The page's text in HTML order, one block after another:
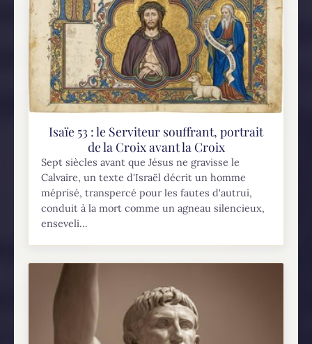
Isaïe 53 : le Serviteur souffrant, portrait
de la Croix avant la Croix
Sept siècles avant que Jésus ne gravisse le
Calvaire, un texte d'Israël décrit un homme
méprisé, transpercé pour les fautes d'autrui,
conduit à la mort comme un agneau silencieux,
enseveli...